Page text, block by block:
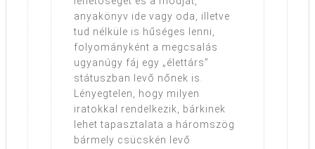
anyakönyv ide vagy oda, illetve
tud nélküle is hűséges lenni,
folyományként a megcsalás
ugyanúgy fáj egy „élettárs”
státuszban levő nőnek is.
Lényegtelen, hogy milyen
iratokkal rendelkezik, bárkinek
lehet tapasztalata a háromszög
bármely csücskén levő